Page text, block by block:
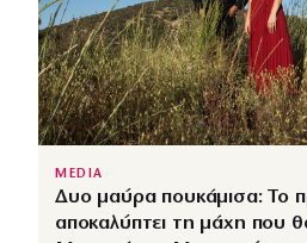
MEDIA
Δυο μαύρα πουκάμισα: Το
αποκαλύπτει τη μάχη που